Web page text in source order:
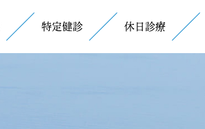
特定健診 休日診療